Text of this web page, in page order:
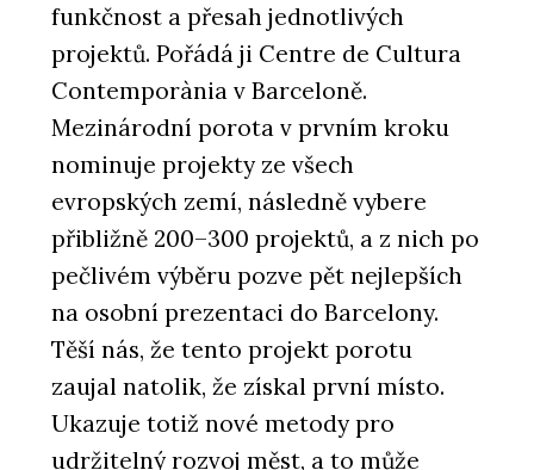
funkčnost a přesah jednotlivých
projektů. Pořádá ji Centre de Cultura
Contemporània v Barceloně.
Mezinárodní porota v prvním kroku
nominuje projekty ze všech
evropských zemí, následně vybere
přibližně 200–300 projektů, a z nich po
pečlivém výběru pozve pět nejlepších
na osobní prezentaci do Barcelony.
Těší nás, že tento projekt porotu
zaujal natolik, že získal první místo.
Ukazuje totiž nové metody pro
udržitelný rozvoj měst, a to může